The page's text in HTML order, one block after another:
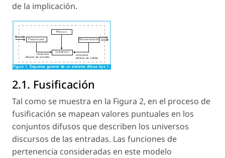
de la implicación.
2.1. Fusificación
Tal como se muestra en la Figura 2, en el proceso de
fusificación se mapean valores puntuales en los
conjuntos difusos que describen los universos
discursos de las entradas. Las funciones de
pertenencia consideradas en este modelo